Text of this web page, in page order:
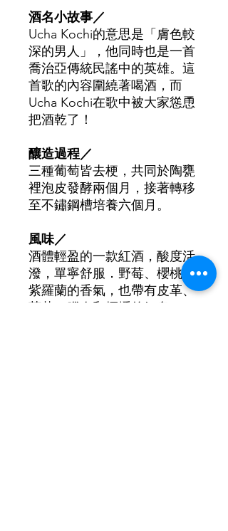
酒名小故事／
Ucha Kochi的意思是「膚色較
深的男人」，他同時也是一首
喬治亞傳統民謠中的英雄。這
首歌的內容圍繞著喝酒，而
Ucha Kochi在歌中被大家慫恿
把酒乾了！
釀造過程／
三種葡萄皆去梗，共同於陶甕
裡泡皮發酵兩個月，接著轉移
至不鏽鋼槽培養六個月。
風味／
酒體輕盈的一款紅酒，酸度活
潑，單寧舒服．野莓、櫻桃和
紫羅蘭的香氣，也帶有皮革、
菸草、臘肉和煙燻的氣息。